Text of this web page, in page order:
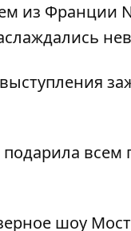
из Франции
всем
шоу Мост